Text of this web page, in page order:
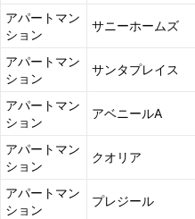
アパートマン
ション
サニーホームズ
アパートマン
ション
サンタプレイス
アパートマン
ション
アベニールA
アパートマン
ション
クオリア
アパートマン
ション
プレジール